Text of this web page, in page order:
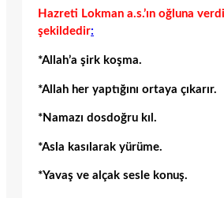
Hazreti Lokman a.s.’ın oğluna
şekildedir:
*Allah’a şirk koşma.
*Allah her yaptığını ortaya çıkarır.
*Namazı dosdoğru kıl.
*Asla kasılarak yürüme.
*Yavaş ve alçak sesle konuş.